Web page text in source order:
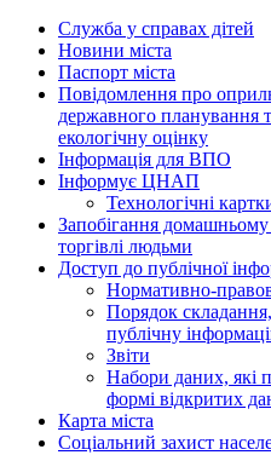
Служба у справах дітей
Новини міста
Паспорт міста
Повідомлення про
державного планування
екологічну оцінку
Інформація для ВПО
Інформує ЦНАП
Технологічні
Запобігання домашньому
торгівлі людьми
Доступ до публічної
Нормативно-
Порядок
публічну
Звіти
Набори даних, які
формі відкритих
Карта міста
Соціальний захист